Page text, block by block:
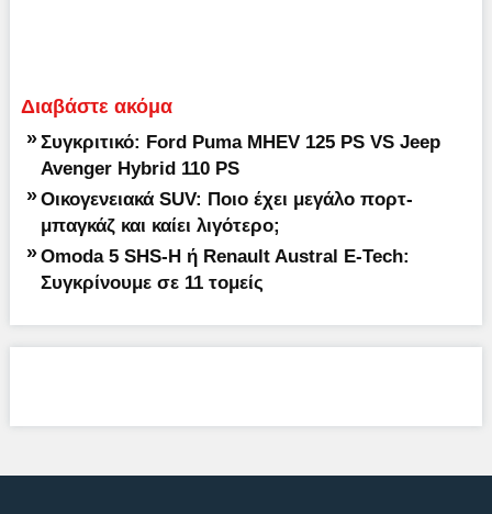
Διαβάστε ακόμα
» Συγκριτικό: Ford Puma MHEV 125 PS VS Jeep
Avenger Hybrid 110 PS
» Οικογενειακά SUV: Ποιο έχει μεγάλο πορτ-
μπαγκάζ και καίει λιγότερο;
» Omoda 5 SHS-H ή Renault Austral E-Tech:
Συγκρίνουμε σε 11 τομείς